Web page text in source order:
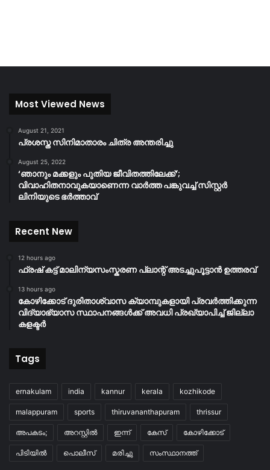
Most Viewed News
August 21, 2021
പ്രശസ്ത സിനിമാതാരം ചിത്ര അന്തരിച്ചു
August 25, 2022
‘ഞാനും മക്കളും പുതിയ ജീവിതത്തിലേക്ക്’;
വിവാഹിതനാവുകയാണെന്ന വാർത്ത പങ്കുവച്ച് സിസ്റ്റർ
ലിനിയുടെ ഭർത്താവ്
Recent New
12 hours ago
ഫ്രഷ് കട്ട് മാലിന്യസംസ്കരണ പ്ലാന്റ് അടച്ചുപൂട്ടാൻ ഉത്തരവ്
13 hours ago
കോഴിക്കോട് ദുരിതാശ്വാസ ക്യാമ്പുകളായി പ്രവര്‍ത്തിക്കുന്ന
വിദ്യാഭ്യാസ സ്ഥാപനങ്ങള്‍ക്ക് അവധി പ്രഖ്യാപിച്ച് ജില്ലാ
കളക്ടർ
Tags
ernakulam india kannur kerala kozhikode
malappuram sports thiruvananthapuram thrissur
അപകടം; അറസ്റ്റിൽ ഇന്ന് കേസ് കോഴിക്കോട്
പിടിയിൽ പൊലീസ് മരിച്ചു സംസ്ഥാനത്ത്